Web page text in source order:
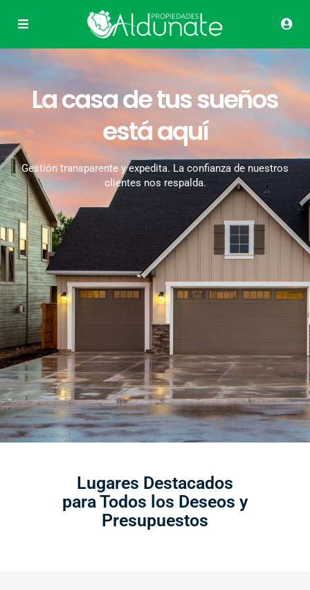
La casa de tus sueños
está aquí
Gestión transparente y expedita. La confianza de nuestros
clientes nos respalda.
Lugares Destacados
para Todos los Deseos y
Presupuestos